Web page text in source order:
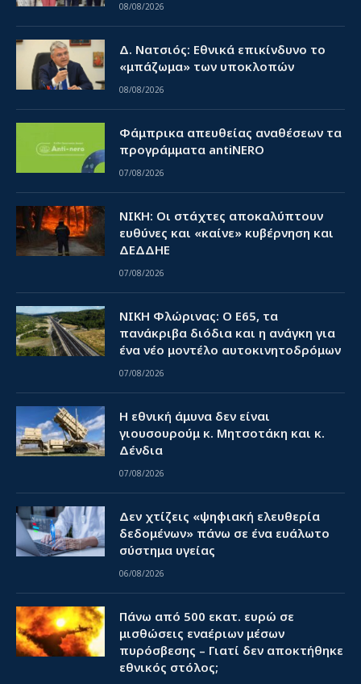
08/08/2026
Δ. Νατσιός: Εθνικά επικίνδυνο το
«μπάζωμα» των υποκλοπών
08/08/2026
Φάμπρικα απευθείας αναθέσεων τα
προγράμματα antiNERO
07/08/2026
ΝΙΚΗ: Οι στάχτες αποκαλύπτουν
ευθύνες και «καίνε» κυβέρνηση και
ΔΕΔΔΗΕ
07/08/2026
ΝΙΚΗ Φλώρινας: Ο Ε65, τα
πανάκριβα διόδια και η ανάγκη για
ένα νέο μοντέλο αυτοκινητοδρόμων
07/08/2026
Η εθνική άμυνα δεν είναι
γιουσουρούμ κ. Μητσοτάκη και κ.
Δένδια
07/08/2026
Δεν χτίζεις «ψηφιακή ελευθερία
δεδομένων» πάνω σε ένα ευάλωτο
σύστημα υγείας
06/08/2026
Πάνω από 500 εκατ. ευρώ σε
μισθώσεις εναέριων μέσων
πυρόσβεσης – Γιατί δεν αποκτήθηκε
εθνικός στόλος;